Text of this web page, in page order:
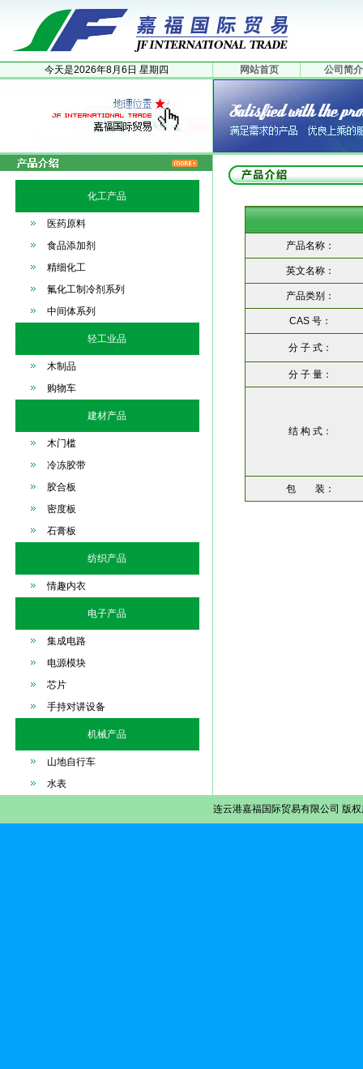
今天是2026年8月 6日 星期四 网站首页 公司简介
化工产品
医药原料
食品添加剂
精细化工
氟化工制冷剂系列
中间体系列
轻工业品
木制品
购物车
建材产品
木门槛
冷冻胶带
胶合板
密度板
石膏板
纺织产品
情趣内衣
电子产品
集成电路
电源模块
芯片
手持对讲设备
机械产品
山地自行车
水表
产品名称：
英文名称：
产品类别：
CAS 号：
分 子 式：
分 子 量：
结 构 式：
包 装：
连云港嘉福国际贸易有限公司 版